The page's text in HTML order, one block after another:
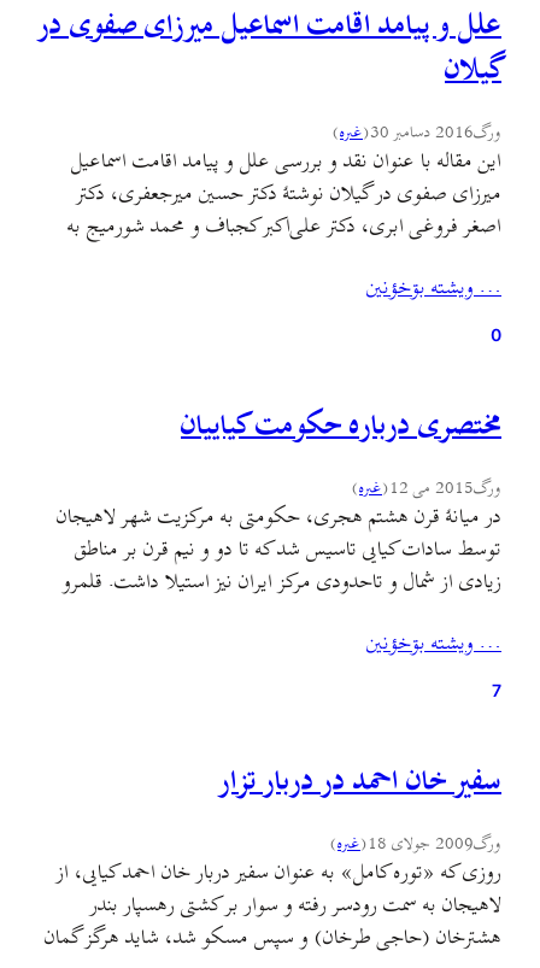
علل و پیامد اقامت اسماعیل میرزای صفوی در
گیلان
ورگ2016 دسامبر 30 (غىره)
این مقاله با عنوان نقد و بررسی علل و پیامد اقامت اسماعیل
میرزای صفوی در گیلان نوشتهٔ دکتر حسین میرجعفری، دکتر
اصغر فروغی ابری، دکتر علی‌اکبر کجباف و محمد شورمیج به
اینجا بگیرید و بخوانید.
… ويشته بۊخؤنين
0
مختصری درباره حکومت کیاییان
ورگ2015 می 12 (غىره)
در میانهٔ قرن هشتم هجری، حکومتی به مرکزیت شهر لاهیجان
توسط سادات کیایی تاسیس شد که تا دو و نیم قرن بر مناطق
زیادی از شمال و تاحدودی مرکز ایران نیز استیلا داشت. قلمرو
کرانه‌های سپیدرود تا چالوس و مناطق کوهستانی طارم و الموت…
… ويشته بۊخؤنين
7
سفیر خان احمد در دربار تزار
ورگ2009 جولای 18 (غىره)
روزی که «توره کامل» به عنوان سفیر دربار خان احمد کیایی، از
لاهیجان به سمت رودسر رفته و سوار بر کشتی رهسپار بندر
هشترخان (حاجی طرخان) و سپس مسکو شد، شاید هرگز گمان